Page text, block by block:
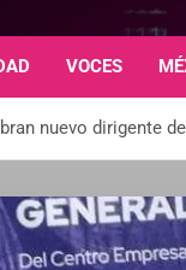
VOCES
nuevo dirigente